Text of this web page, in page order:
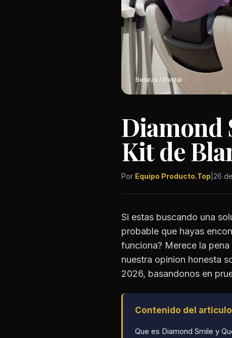
Belleza / Dental
Diamond
Kit de
Por Equipo Producto.Top 26
Si estas buscando una
probable que hayas
funciona? Merece la
nuestra opinion honesta
2026, basandonos en
Contenido del articulo
Que es Diamond Smile y